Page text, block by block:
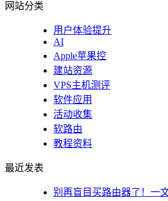
网站分类
用户体验提升
AI
Apple苹果控
建站资源
VPS主机测评
软件应用
活动收集
软路由
教程资料
最近发表
别再盲目买路由器了！一